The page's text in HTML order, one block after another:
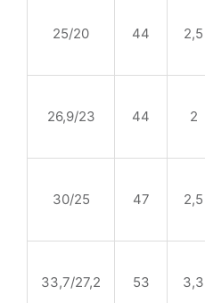
25/20 44 2,5
26,9/23 44 2
30/25 47 2,5
33,7/27,2 53 3,3